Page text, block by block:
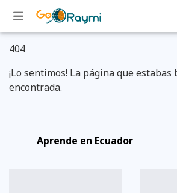
404
¡Lo sentimos! La página que estabas
encontrada.
Aprende en Ecuador